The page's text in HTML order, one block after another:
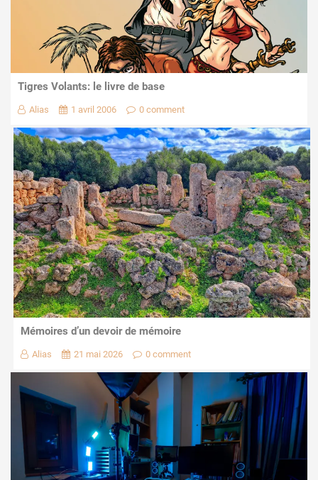
Tigres Volants: le livre de base
Alias 1 avril 2006 0 comment
Mémoires d’un devoir de mémoire
Alias 21 mai 2026 0 comment